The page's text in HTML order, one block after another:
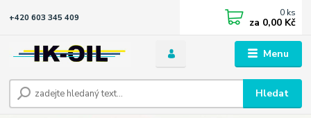
Menu
Hledat
+420 603 345 409 0 ks
za 0,00 Kč